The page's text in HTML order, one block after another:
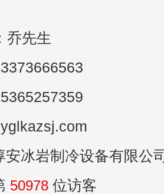
乔先生
安冰岩制冷设备有限公
50978 位访客